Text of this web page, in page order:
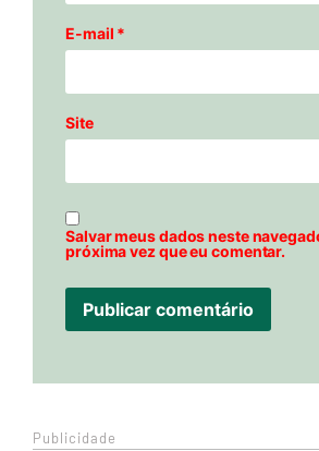
E-mail *
Site
Salvar meus dados neste
próxima vez que eu comentar.
Publicidade